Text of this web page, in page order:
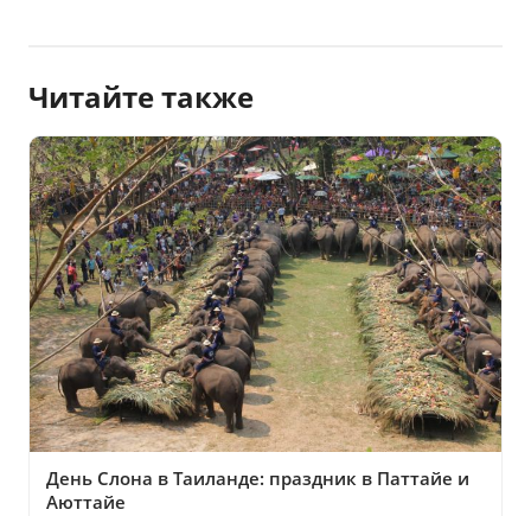
Читайте также
День Слона в Таиланде: праздник в Паттайе и
Аюттайе